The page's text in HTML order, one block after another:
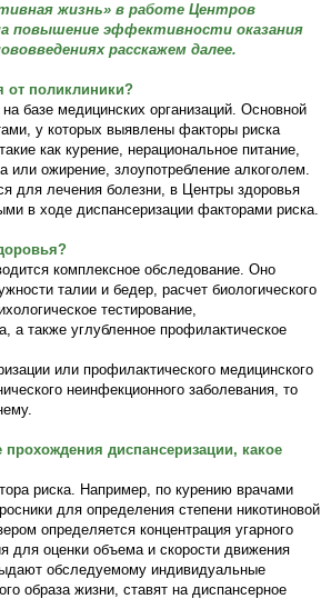
жизнь» в работе Центров
повышение эффективности оказания
расскажем далее.
от поликлиники?
базе медицинских организаций. Основной
у которых выявлены факторы риска
как курение, нерациональное питание,
или ожирение, злоупотребление алкоголем.
для лечения болезни, в Центры здоровья
в ходе диспансеризации факторами риска.
комплексное обследование. Оно
талии и бедер, расчет биологического
тестирование,
а также углубленное профилактическое
или профилактического медицинского
неинфекционного заболевания, то
диспансеризации, какое
риска. Например, по курению врачами
для определения степени никотиновой
определяется концентрация угарного
для оценки объема и скорости движения
обследуемому индивидуальные
образа жизни, ставят на диспансерное